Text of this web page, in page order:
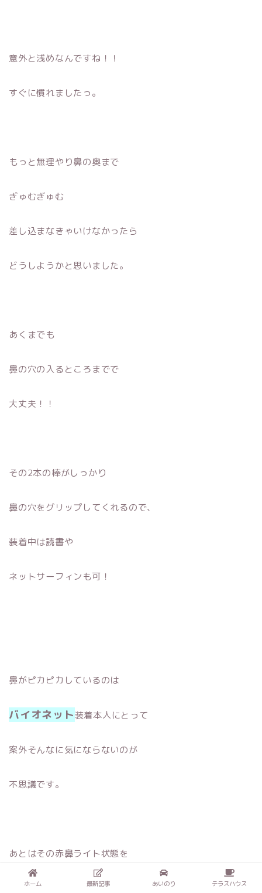
意外と浅めなんですね！！
すぐに慣れましたっ。
もっと無理やり鼻の奥まで
ぎゅむぎゅむ
差し込まなきゃいけなかったら
どうしようかと思いました。
あくまでも
鼻の穴の入るところまでで
大丈夫！！
その2本の棒がしっかり
鼻の穴をグリップしてくれるので、
装着中は読書や
ネットサーフィンも可！
鼻がピカピカしているのは
バイオネット装着本人にとって
案外そんなに気にならないのが
不思議です。
あとはその赤鼻ライト状態を
同居人が見慣れれば
ホーム 最新記事 あいのり テラスハウス